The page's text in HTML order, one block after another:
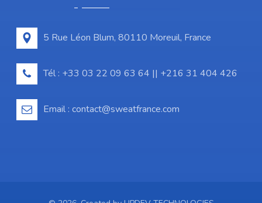
5 Rue Léon Blum, 80110 Moreuil, France
Tél : +33 03 22 09 63 64 || +216 31 404 426
Email : contact@sweatfrance.com